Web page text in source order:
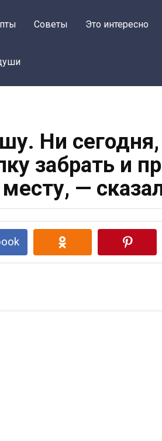
Советы Это интересно
Ни сегодня,
забрать и
—